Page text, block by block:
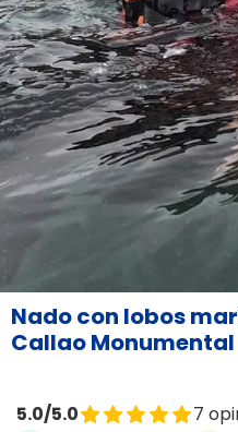
Nado con lobos
Callao Monumental
5.0/5.0 7